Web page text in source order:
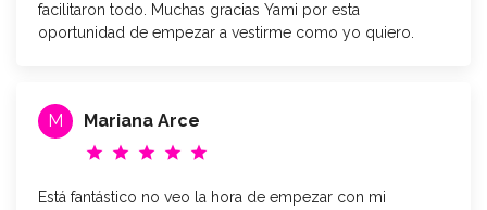
facilitaron todo. Muchas gracias Yami por esta
oportunidad de empezar a vestirme como yo quiero.
M Mariana Arce
star star star star star
Está fantástico no veo la hora de empezar con mi